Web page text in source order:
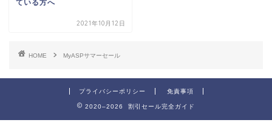
ている方へ
2021年10月12日
HOME MyASPサマーセール
プライバシーポリシー 免責事項
2020–2026 割引セール完全ガイド